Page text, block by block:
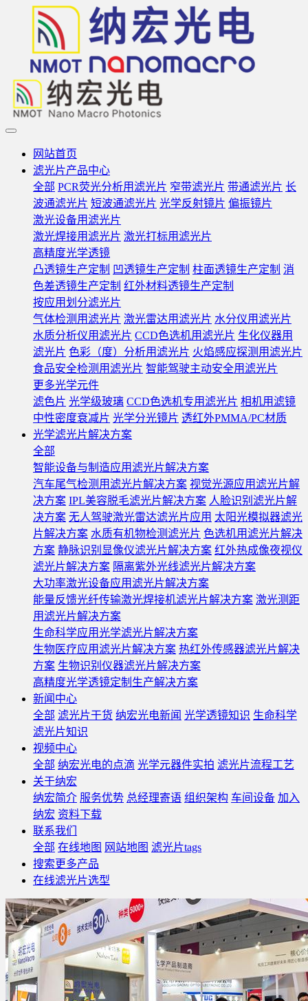
网站首页
滤光片产品中心
全部 PCR荧光分析用滤光片 窄带滤光片 带通滤光片 长
波通滤光片 短波通滤光片 光学反射镜片 偏振镜片
激光设备用滤光片
激光焊接用滤光片 激光打标用滤光片
高精度光学透镜
凸透镜生产定制 凹透镜生产定制 柱面透镜生产定制 消
色差透镜生产定制 红外材料透镜生产定制
按应用划分滤光片
气体检测用滤光片 激光雷达用滤光片 水分仪用滤光片
水质分析仪用滤光片 CCD色选机用滤光片 生化仪器用
滤光片 色彩（度）分析用滤光片 火焰感应探测用滤光片
食品安全检测用滤光片 智能驾驶主动安全用滤光片
更多光学元件
滤色片 光学级玻璃 CCD色选机专用滤光片 相机用滤镜
中性密度衰减片 光学分光镜片 透红外PMMA/PC材质
光学滤光片解决方案
全部
智能设备与制造应用滤光片解决方案
汽车尾气检测用滤光片解决方案 视觉光源应用滤光片解
决方案 IPL美容脱毛滤光片解决方案 人脸识别滤光片解
决方案 无人驾驶激光雷达滤光片应用 太阳光模拟器滤光
片解决方案 水质有机物检测滤光片 色选机用滤光片解决
方案 静脉识别显像仪滤光片解决方案 红外热成像夜视仪
滤光片解决方案 隔离紫外光线滤光片解决方案
大功率激光设备应用滤光片解决方案
能量反馈光纤传输激光焊接机滤光片解决方案 激光测距
用滤光片解决方案
生命科学应用光学滤光片解决方案
生物医疗应用滤光片解决方案 热红外传感器滤光片解决
方案 生物识别仪器滤光片解决方案
高精度光学透镜定制生产解决方案
新闻中心
全部 滤光片干货 纳宏光电新闻 光学透镜知识 生命科学
滤光片知识
视频中心
全部 纳宏光电的点滴 光学元器件实拍 滤光片流程工艺
关于纳宏
纳宏简介 服务优势 总经理寄语 组织架构 车间设备 加入
纳宏 资料下载
联系我们
全部 在线地图 网站地图 滤光片tags
搜索更多产品
在线滤光片选型